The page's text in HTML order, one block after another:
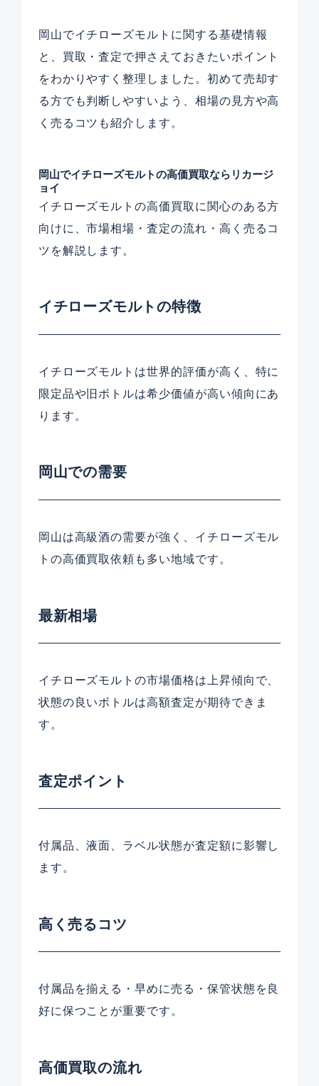
岡山でイチローズモルトに関する基礎情報
と、買取・査定で押さえておきたいポイント
をわかりやすく整理しました。初めて売却す
る方でも判断しやすいよう、相場の見方や高
く売るコツも紹介します。
岡山でイチローズモルトの高価買取ならリカージ
ョイ
イチローズモルトの高価買取に関心のある方
向けに、市場相場・査定の流れ・高く売るコ
ツを解説します。
イチローズモルトの特徴
イチローズモルトは世界的評価が高く、特に
限定品や旧ボトルは希少価値が高い傾向にあ
ります。
岡山での需要
岡山は高級酒の需要が強く、イチローズモル
トの高価買取依頼も多い地域です。
最新相場
イチローズモルトの市場価格は上昇傾向で、
状態の良いボトルは高額査定が期待できま
す。
査定ポイント
付属品、液面、ラベル状態が査定額に影響し
ます。
高く売るコツ
付属品を揃える・早めに売る・保管状態を良
好に保つことが重要です。
高価買取の流れ